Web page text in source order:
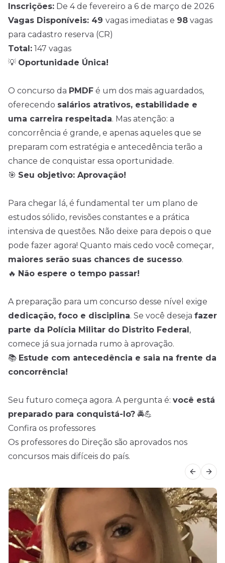
Inscrições: De 4 de fevereiro a 6 de março de 2026
Vagas Disponíveis: 49 vagas imediatas e 98 vagas
para cadastro reserva (CR)
Total: 147 vagas
💡 Oportunidade Única!
O concurso da PMDF é um dos mais aguardados,
oferecendo salários atrativos, estabilidade e
uma carreira respeitada. Mas atenção: a
concorrência é grande, e apenas aqueles que se
preparam com estratégia e antecedência terão a
chance de conquistar essa oportunidade.
🎯 Seu objetivo: Aprovação!
Para chegar lá, é fundamental ter um plano de
estudos sólido, revisões constantes e a prática
intensiva de questões. Não deixe para depois o que
pode fazer agora! Quanto mais cedo você começar,
maiores serão suas chances de sucesso.
🔥 Não espere o tempo passar!
A preparação para um concurso desse nível exige
dedicação, foco e disciplina. Se você deseja fazer
parte da Polícia Militar do Distrito Federal,
comece já sua jornada rumo à aprovação.
📚 Estude com antecedência e saia na frente da
concorrência!
Seu futuro começa agora. A pergunta é: você está
preparado para conquistá-lo? 🚔💪
Confira os professores
Os professores do Direção são aprovados nos
concursos mais difíceis do país.